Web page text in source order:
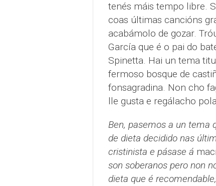
tenés máis tempo libre.
coas últimas cancións
acabámolo de gozar.
García que é o pai do
Spinetta. Hai un tema
fermoso bosque de
fonsagradina. Non cho
lle gusta e regálacho
Ben, pasemos a un tema
de dieta decidido nas
cristinista e pásase á
son soberanos pero non
dieta que é